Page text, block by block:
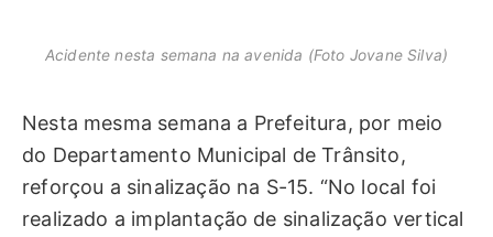
Acidente nesta semana na avenida (Foto Jovane Silva)
Nesta mesma semana a Prefeitura, por meio
do Departamento Municipal de Trânsito,
reforçou a sinalização na S-15. “No local foi
realizado a implantação de sinalização vertical